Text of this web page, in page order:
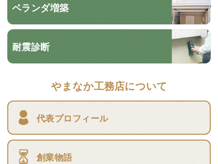
ベランダ増築
耐震診断
やまなか工務店について
代表プロフィール
創業物語